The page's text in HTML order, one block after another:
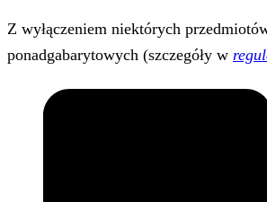
Z wyłączeniem niektórych
ponadgabarytowych (szczegóły w